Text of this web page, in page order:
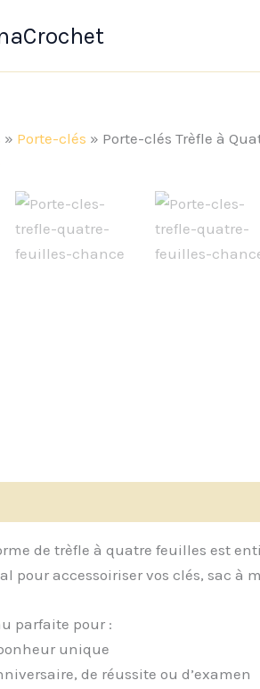
» Porte-clés » Porte-clés Trèfle à
de trèfle à quatre feuilles est
pour accessoiriser vos clés, sac à
parfaite pour :
unique
de réussite ou d’examen